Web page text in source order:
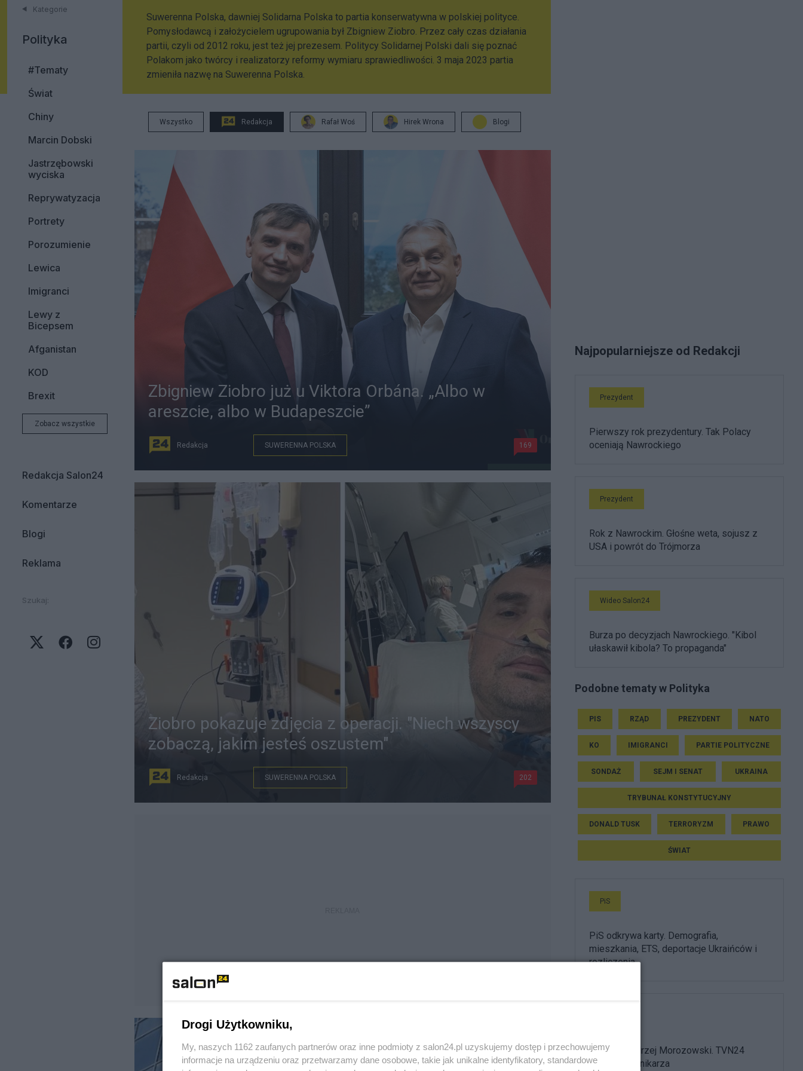
Kategorie
Polityka
#Tematy
Świat
Chiny
Marcin Dobski
Jastrzębowski
wyciska
Reprywatyzacja
Portrety
Porozumienie
Lewica
Imigranci
Lewy z
Bicepsem
Afganistan
KOD
Brexit
Zobacz wszystkie
Redakcja Salon24
Komentarze
Blogi
Reklama
Szukaj:
Suwerenna Polska, dawniej Solidarna Polska to partia konserwatywna w polskiej polityce.
Pomy­sło­dawcą i zało­ży­cie­lem ugru­po­wa­nia był Zbi­gniew Zio­bro. Przez cały czas dzia­ła­nia
par­tii, czyli od 2012 roku, jest też jej pre­ze­sem. Poli­tycy Soli­dar­nej Pol­ski dali się poznać
Pola­kom jako twórcy i reali­za­to­rzy reformy wymiaru spra­wie­dli­wo­ści. 3 maja 2023 partia
zmieniła nazwę na Suwerenna Polska.
Wszystko Redakcja Rafał Woś Hirek Wrona Blogi
Zbigniew Ziobro już u Viktora Orbána. „Albo w
areszcie, albo w Budapeszcie”
Redakcja SUWERENNA POLSKA 169
Ziobro pokazuje zdjęcia z operacji. "Niech wszyscy
zobaczą, jakim jesteś oszustem"
Redakcja SUWERENNA POLSKA 202
Najpopularniejsze od Redakcji
Prezydent
Pierwszy rok prezydentury. Tak Polacy
oceniają Nawrockiego
Prezydent
Rok z Nawrockim. Głośne weta, sojusz z
USA i powrót do Trójmorza
Wideo Salon24
Burza po decyzjach Nawrockiego. "Kibol
ułaskawił kibola? To propaganda"
Podobne tematy w Polityka
PIS RZĄD PREZYDENT NATO
KO IMIGRANCI PARTIE POLITYCZNE
SONDAŻ SEJM I SENAT UKRAINA
TRYBUNAŁ KONSTYTUCYJNY
DONALD TUSK TERRORYZM PRAWO
ŚWIAT
PiS
PiS odkrywa karty. Demografia,
mieszkania, ETS, deportacje Ukraińców i
rozliczenia
Nie żyje Andrzej Morozowski. TVN24
żegna dziennikarza
Drogi Użytkowniku,
My, naszych 1162 zaufanych partnerów oraz inne podmioty z salon24.pl uzyskujemy dostęp i przechowujemy
informacje na urządzeniu oraz przetwarzamy dane osobowe, takie jak unikalne identyfikatory, standardowe